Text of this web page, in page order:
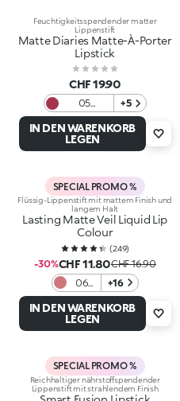
Feuchtigkeitsspendender matter
Lippenstift
Matte Diaries Matte-À-Porter
Lipstick
CHF 19.90
05
Uptown
Burgundy
+5
IN DEN WARENKORB
LEGEN
SPECIAL PROMO %
Flüssig-Lippenstift mit mattem Finish und
langem Halt
Lasting Matte Veil Liquid Lip
Colour
(249)
-30%CHF 11.80CHF 16.90
06
Nude
Rose
+16
IN DEN WARENKORB
LEGEN
SPECIAL PROMO %
Reichhaltiger nährstoffspendender
Lippenstift mit strahlendem Finish